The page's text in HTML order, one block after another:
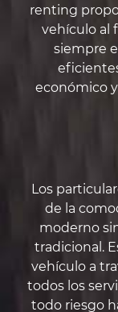
renting
vehículo al
siempre
económico
Los
de la
moderno
tradicional.
vehículo a
todos los
todo riesgo